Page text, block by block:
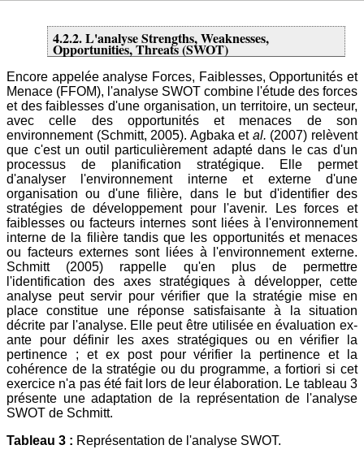
4.2.2.L'analyse Strengths, Weaknesses,
Opportunities, Threats (SWOT)
Encore appelée analyse Forces, Faiblesses, Opportunités et
Menace (FFOM), l'analyse SWOT combine l'étude des forces
et des faiblesses d'une organisation, un territoire, un secteur,
avec celle des opportunités et menaces de son
environnement (Schmitt, 2005). Agbaka etal. (2007) relèvent
que c'est un outil particulièrement adapté dans le cas d'un
processus de planification stratégique. Elle permet
d'analyser l'environnement interne et externe d'une
organisation ou d'une filière, dans le but d'identifier des
stratégies de développement pour l'avenir. Les forces et
faiblesses ou facteurs internes sont liées à l'environnement
interne de la filière tandis que les opportunités et menaces
ou facteurs externes sont liées à l'environnement externe.
Schmitt (2005) rappelle qu'en plus de permettre
l'identification des axes stratégiques à développer, cette
analyse peut servir pour vérifier que la stratégie mise en
place constitue une réponse satisfaisante à la situation
décrite par l'analyse. Elle peut être utilisée en évaluation ex-
ante pour définir les axes stratégiques ou en vérifier la
pertinence ; et ex post pour vérifier la pertinence et la
cohérence de la stratégie ou du programme, a fortiori si cet
exercice n'a pas été fait lors de leur élaboration. Le tableau 3
présente une adaptation de la représentation de l'analyse
SWOT de Schmitt.
Tableau 3 : Représentation de l'analyse SWOT.